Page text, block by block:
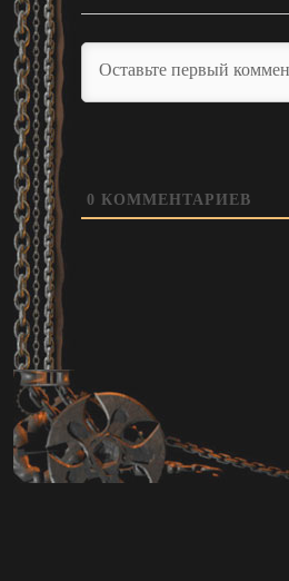
0 КОММЕНТАРИЕВ